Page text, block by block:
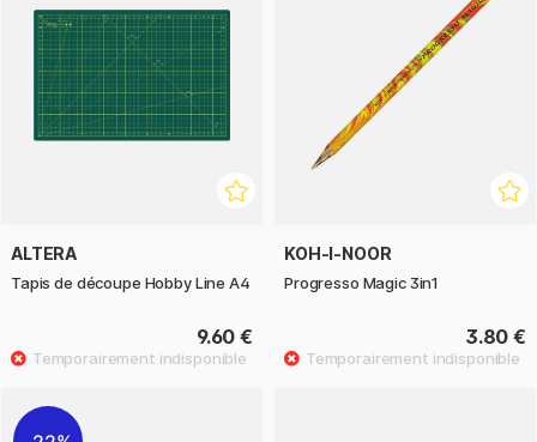
ALTERA
Tapis de découpe Hobby Line A4
9.60 €
KOH-I-NOOR
Progresso Magic 3in1
3.80 €